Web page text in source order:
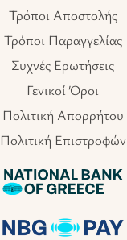
Τρόποι Αποστολής
Τρόποι Παραγγελίας
Συχνές Ερωτήσεις
Γενικοί Όροι
Πολιτική Απορρήτου
Πολιτική Επιστροφών